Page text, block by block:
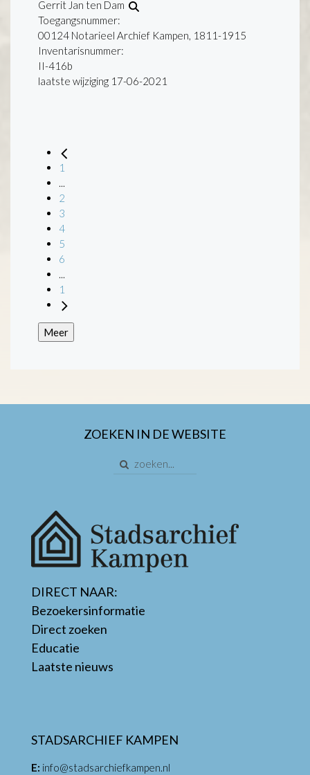
Gerrit Jan ten Dam
Toegangsnummer:
00124 Notarieel Archief Kampen, 1811-1915
Inventarisnummer:
II-416b
laatste wijziging 17-06-2021
1
...
2
3
4
5
6
...
1
Meer
ZOEKEN IN DE WEBSITE
DIRECT NAAR:
Bezoekersinformatie
Direct zoeken
Educatie
Laatste nieuws
STADSARCHIEF KAMPEN
E: info@stadsarchiefkampen.nl